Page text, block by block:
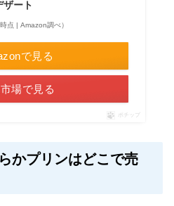
ート
点 | Amazon調べ）
で見る
場で見る
ポチップ
かプリンはどこで売